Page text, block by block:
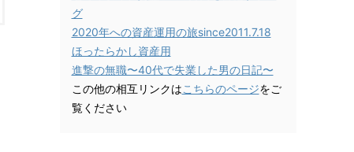
グ
2020年への資産運用の旅since2011.7.18
ほったらかし資産用
進撃の無職〜40代で失業した男の日記〜
この他の相互リンクはこちらのページをご
覧ください